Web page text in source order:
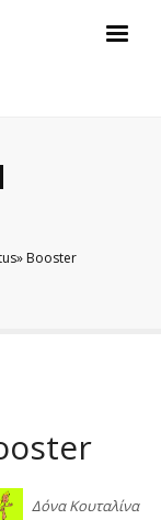
Booster
Δόνα Κουταλίνα